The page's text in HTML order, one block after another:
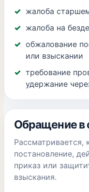
жалоба
жалоба на
обжалование
или взыскании
требование
удержание
Обращение в
Рассматривается,
постановление,
приказ или
взыскания.